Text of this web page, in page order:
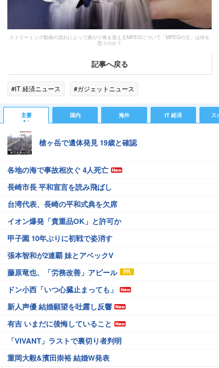
ストリーミング動画の流れによって曲がり角を迎えるMPEGについて「MPEGの父」は何を
思うのか？
記事へ戻る
#IT 経済ニュース #ガジェットニュース
主要 国内 海外 IT 経済 ス
槍ヶ岳で遺体発見 19歳と確認
各地の海で事故相次ぐ 4人死亡
長崎市長 平和宣言を読み飛ばし
台湾代表、長崎の平和式典を欠席
イオン爆発「貴重品OK」と許可か
甲子園 10年ぶりに初戦で姿消す
張本智和が2連覇 妹とアベックV
藤原竜也、「労務改善」アピール
ドン小西「いつ心臓止まっても」
新人声優 結婚願望を吐露し反響
有吉 いまだに後悔していること
「VIVANT」ラストで裏切り者判明
重岡大毅&濱田崇裕 結婚W発表